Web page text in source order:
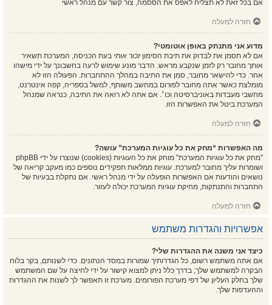
אם בכל זאת לא תצליח לאפס את הססמה, צור קשר עם מנהל ראשי
חזרה למעלה
מדוע אני מתנתק באופן אוטומטי?
אם לא תסמן את לבדוק את תיבת הסימוןזכור אותי בעת הכניסה, המערכת תשאיר
אותך מחובר רק לזמן שנקבע מראש. הדבר מונע שימוש לרעה בחשבונך על ידי מישהו
אחר. כדי להישאר מחובר, סמן את התיבה במהלך ההתחברות. הפעולה הזו לא
מומלצת כאשר אתה מחובר לפורום במחשב משותף, למשל בספריה, קפה אינטרנט,
מחשבי מעבדות באוניברסיטה וכו׳. אם אתה לא רואה את התיבה, כנראה שמנהל
המערכת ביטל את האפשרות הזו.
חזרה למעלה
מה האפשרות “מחק את כל עוגיות המערכת” עושה?
"מחק את כל עוגיות המערכת" מוחק את כל העוגיות (cookies) שנוצרו על ידי phpBB
ושומרות עליך מחובר למערכת. עוגיות ממלאות תפקידים נוספים כמו מעקב קריאה של
נושאים והודעות אם האפשרות הופעלה על ידי מנהל ראשי. אם נתקלת בבעיות של
התחברות והתנתקות, מחיקת עוגיות המערכת יכולה לעזור.
חזרה למעלה
אפשרויות והגדרות משתמש
כיצד אני משנה את ההגדרות שלי?
אם אתה משתמש רשום, כל הגדרותיך שמורות במסד הנתונים. כדי לשנותם, בקר בלוח
הבקרה למשתמש שלך; בדרך כלל ניתן למצוא קישור על ידי לחיצה על שם המשתמש
שלך בחלק העליון של דפי מערכת הפורומים. מערכת זו תאפשר לך לשנות את ההגדרות
וההעדפות שלך.